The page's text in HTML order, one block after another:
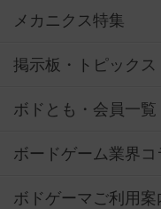
メカニクス特集
掲示板・トピックス
ボドとも・会員一覧
ボードゲーム業界コ
ボドゲーマご利用案